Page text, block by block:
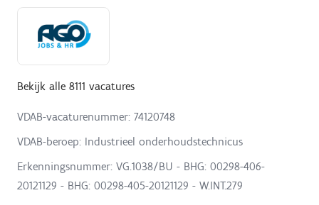
Bekijk alle 8111 vacatures
VDAB-vacaturenummer: 74120748
VDAB-beroep: Industrieel onderhoudstechnicus
Erkenningsnummer: VG.1038/BU - BHG: 00298-406-
20121129 - BHG: 00298-405-20121129 - W.INT.279